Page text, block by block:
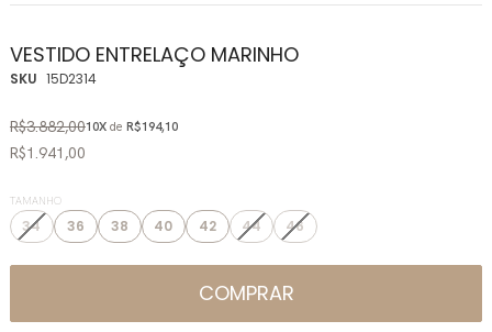
VESTIDO ENTRELAÇO MARINHO
SKU 15D2314
R$3.882,00
R$1.941,00
10X de R$194,10
TAMANHO
34 36 38 40 42 44 46
COMPRAR